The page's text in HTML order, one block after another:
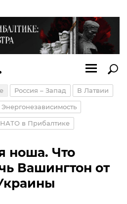
Россия – Запад В Латвии
Энергонезависимость
НАТО в Прибалтике
ноша. Что
Вашингтон от